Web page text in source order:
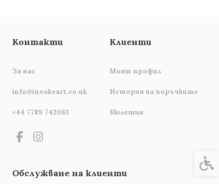
Контакти
За нас
info@invokeart.co.uk
+44 7789 742061
Обслужване на клиенти
Клиенти
Моят профил
История на поръчките
Бюлетин